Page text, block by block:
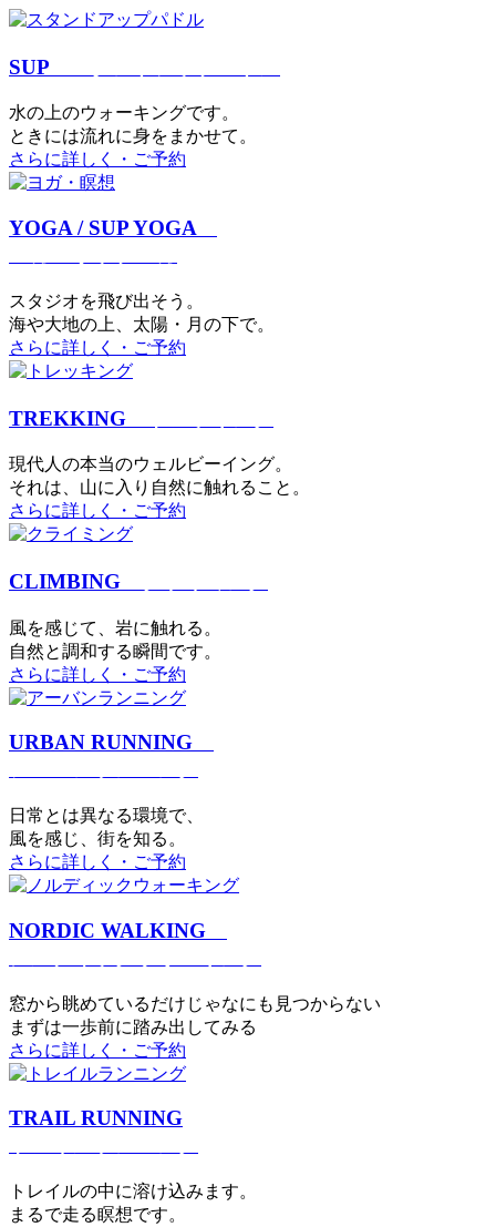
SUP
⽔の上のウォーキングです。
ときには流れに身をまかせて。
さらに詳しく・ご予約
YOGA / SUP YOGA
スタジオを⾶び出そう。
海や大地の上、太陽・⽉の下で。
さらに詳しく・ご予約
TREKKING
現代⼈の本当のウェルビーイング。
それは、⼭に⼊り⾃然に触れること。
さらに詳しく・ご予約
CLIMBING
⾵を感じて、岩に触れる。
⾃然と調和する瞬間です。
さらに詳しく・ご予約
URBAN RUNNING
日常とは異なる環境で、
風を感じ、街を知る。
さらに詳しく・ご予約
NORDIC WALKING
窓から眺めているだけじゃなにも見つからない
まずは一歩前に踏み出してみる
さらに詳しく・ご予約
TRAIL RUNNING
トレイルの中に溶け込みます。
まるで⾛る瞑想です。